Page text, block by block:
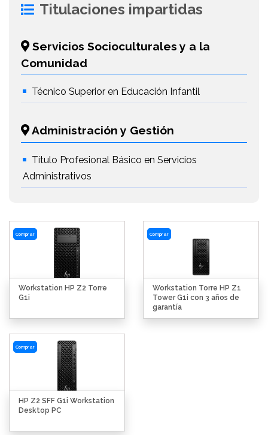
Titulaciones impartidas
Servicios Socioculturales y a la
Comunidad
Técnico Superior en Educación Infantil
Administración y Gestión
Título Profesional Básico en Servicios
Administrativos
Comprar
Workstation HP Z2 Torre
G1i
Comprar
Workstation Torre HP Z1
Tower G1i con 3 años de
garantía
Comprar
HP Z2 SFF G1i Workstation
Desktop PC